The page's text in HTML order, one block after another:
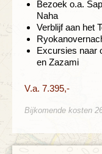
Bezoek o.a.
Naha
Verblijf aan het
Excursies naar
en Zazami
V.a. 7.395,-
Bijkomende kosten